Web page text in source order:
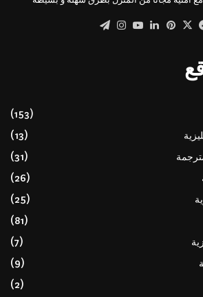
فيسبوك
‫X بينتيريست
لينكدإن‫YouTube
انستقرام
(153)
(13)
(31)
(26)
(25)
(81)
(7)
(9)
(2)